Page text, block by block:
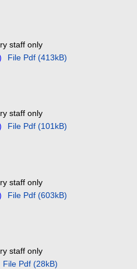
staff only
File Pdf (413kB)
staff only
File Pdf (101kB)
staff only
File Pdf (603kB)
staff only
File Pdf (28kB)